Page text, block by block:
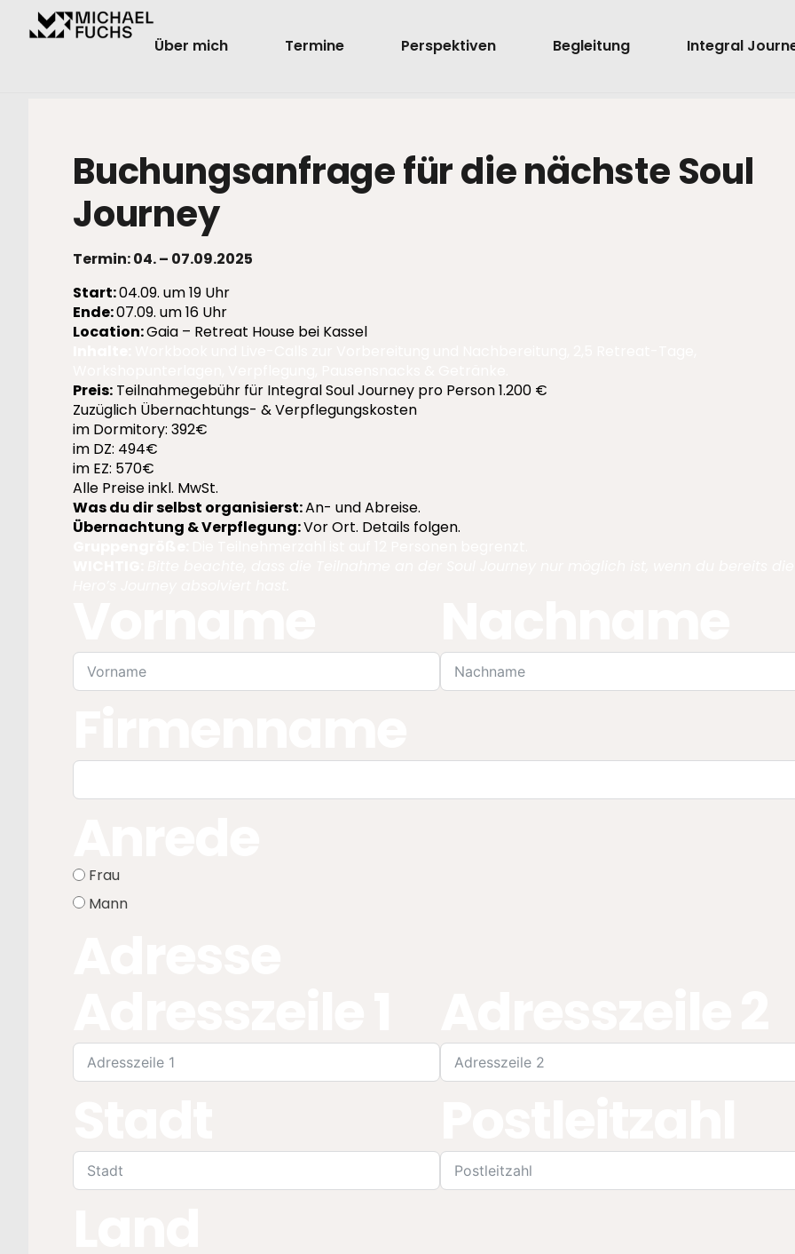
Über mich Termine Perspektiven Begleitung Integral
Buchungsanfrage für die nächste Soul
Journey
Termin: 04. – 07.09.2025
Start:04.09. um 19 Uhr
Ende:07.09. um 16 Uhr
Location:Gaia – Retreat House bei Kassel
Preis: Teilnahmegebühr für Integral Soul Journey pro Person 1.200 €
Zuzüglich Übernachtungs- & Verpflegungskosten
im Dormitory: 392€
im DZ: 494€
im EZ: 570€
Alle Preiseinkl. MwSt.
Was du dir selbst organisierst:An- und Abreise.
Übernachtung & Verpflegung:Vor Ort. Details folgen.
Frau
Mann